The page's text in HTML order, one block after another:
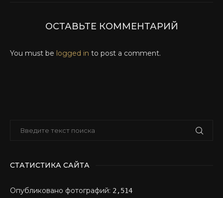
ОСТАВЬТЕ КОММЕНТАРИЙ
You must be logged in to post a comment.
СТАТИСТИКА САЙТА
Опубликовано фотографий: 2,514